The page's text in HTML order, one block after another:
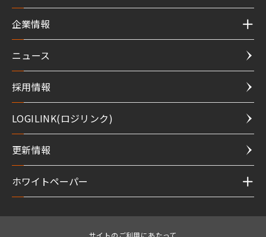
企業情報
ニュース
採用情報
LOGILINK(ロジリンク)
更新情報
ホワイトペーパー
サイトのご利用にあたって